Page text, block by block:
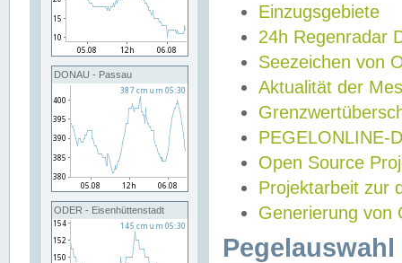
DONAU - Passau
ODER - Eisenhüttenstadt
Einzugsgebiete
24h Regenradar
Seezeichen von
Aktualität der
PEGELONLINE-
Open Source
Projektarbeit zur
Generierung von